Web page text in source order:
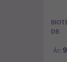
DB
Ár: